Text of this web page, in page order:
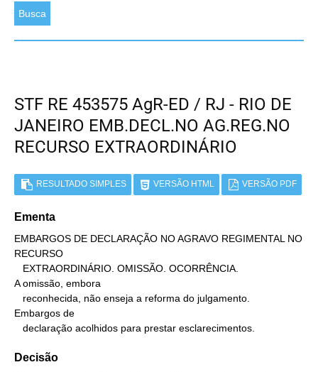
Busca
STF RE 453575 AgR-ED / RJ - RIO DE
JANEIRO EMB.DECL.NO AG.REG.NO
RECURSO EXTRAORDINÁRIO
RESULTADO SIMPLES VERSÃO HTML VERSÃO PDF
Ementa
EMBARGOS DE DECLARAÇÃO NO AGRAVO REGIMENTAL NO
RECURSO
A omissão, embora
Embargos de
   declaração acolhidos para prestar esclarecimentos.
Decisão